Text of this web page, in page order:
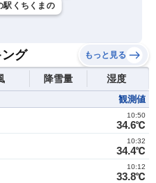
駅くちくまの
グ もっと見る
降雪量 湿度
観測値
34.6℃
10:50
34.4℃
10:32
33.8℃
10:12